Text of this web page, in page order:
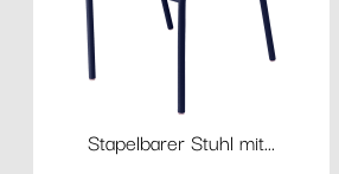
Stapelbarer Stuhl mit...